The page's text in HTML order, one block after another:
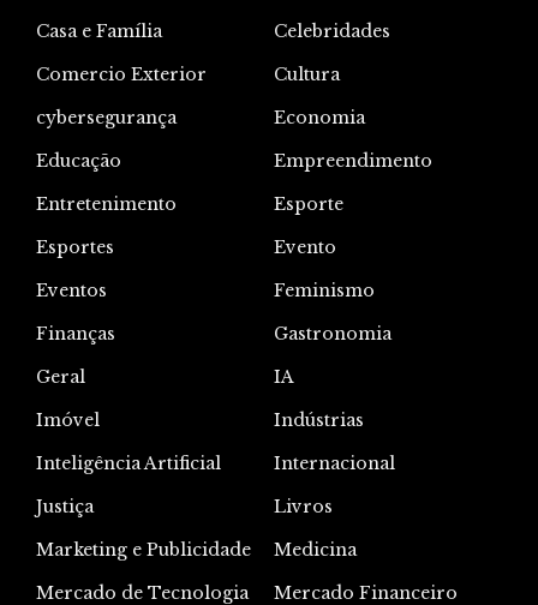
Casa e Família
Celebridades
Comercio Exterior
Cultura
cybersegurança
Economia
Educação
Empreendimento
Entretenimento
Esporte
Esportes
Evento
Eventos
Feminismo
Finanças
Gastronomia
Geral
IA
Imóvel
Indústrias
Inteligência Artificial
Internacional
Justiça
Livros
Marketing e Publicidade
Medicina
Mercado de Tecnologia
Mercado Financeiro